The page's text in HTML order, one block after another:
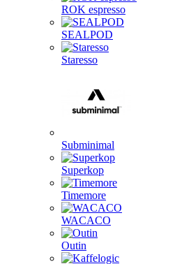
ROK espresso
SEALPOD
Staresso
Subminimal
Superkop
Timemore
WACACO
Outin